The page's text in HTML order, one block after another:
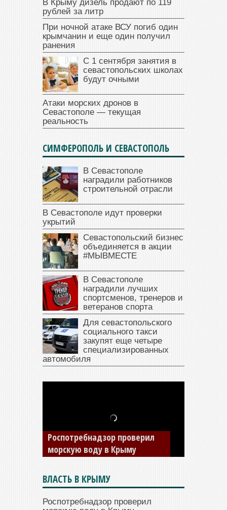
В Крыму дизель продают по 119
рублей за литр
При ночной атаке ВСУ погиб один
крымчанин и еще один получил
ранения
С 1 сентября занятия в
севастопольских школах
будут очными
Атаки морских дронов в
Севастополе — текущая
реальность
СИМФЕРОПОЛЬ И СЕВАСТОПОЛЬ
В Севастополе
наградили работников
строительной отрасли
В Севастополе идут проверки
укрытий
Севастопольский бизнес
объединяется в акции
#МЫВМЕСТЕ
В Севастополе
наградили лучших
спортсменов, тренеров и
ветеранов спорта
Для севастопольского
социального такси
закупят еще четыре
специализированных
автомобиля
В Крыму у жителя Саки
изъяли автомобиль —
накопил долги по штрафам
ГИБДД
ВЛАСТЬ В КРЫМУ
Роспотребнадзор проверил